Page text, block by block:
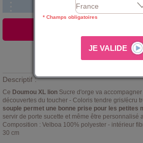
Ajouter à laLISTE
Descriptif :
Ce Doumou XL lion Sucre d'orge va
découvertes du toucher - Coloris tendre gris/écru
souple permet une bonne prise pour les petites
servir de porte sucette et même être personnalisé
Composition : Velboa 100% polyester - intérieur
30 cm
* Champs obligatoires